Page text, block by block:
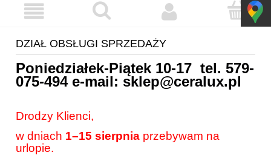
DZIAŁ OBSŁUGI SPRZEDAŻY
Poniedziałek-Piątek 10-17 tel. 579-
075-494e-mail: sklep@ceralux.pl
Drodzy Klienci,
w dniach 1–15 sierpnia przebywam na
urlopie.